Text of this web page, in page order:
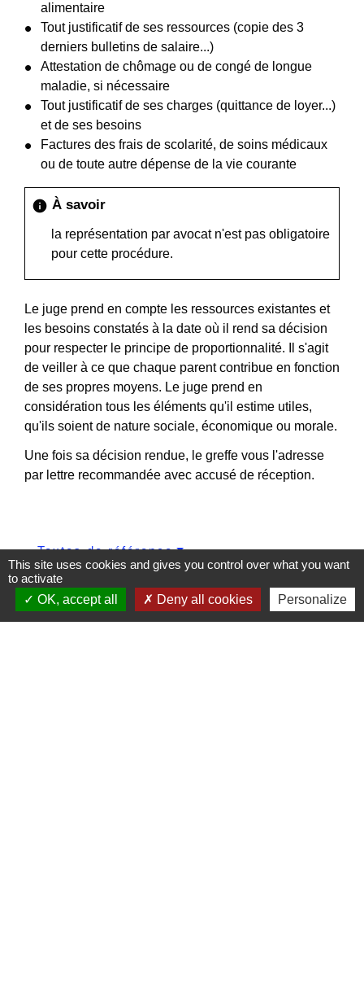
alimentaire
Tout justificatif de ses ressources (copie des 3
derniers bulletins de salaire...)
Attestation de chômage ou de congé de longue
maladie, si nécessaire
Tout justificatif de ses charges (quittance de loyer...)
et de ses besoins
Factures des frais de scolarité, de soins médicaux
ou de toute autre dépense de la vie courante
info À savoir
la représentation par avocat n'est pas obligatoire
pour cette procédure.
Le juge prend en compte les ressources existantes et
les besoins constatés à la date où il rend sa décision
pour respecter le principe de proportionnalité. Il s'agit
de veiller à ce que chaque parent contribue en fonction
de ses propres moyens. Le juge prend en
considération tous les éléments qu'il estime utiles,
qu'ils soient de nature sociale, économique ou morale.
Une fois sa décision rendue, le greffe vous l'adresse
par lettre recommandée avec accusé de réception.
Textes de référence
Services en ligne et formulaires
This site uses cookies and gives you control over what you want
to activate
OK, accept all
Deny all cookies Personalize